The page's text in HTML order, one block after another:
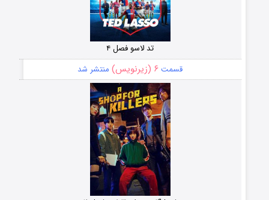
تد لاسو فصل ۴
قسمت ۶ (زیرنویس) منتشر شد